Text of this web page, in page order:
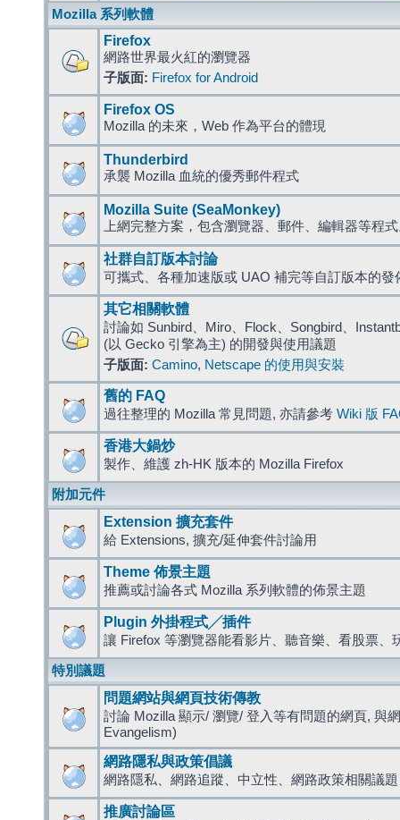
Mozilla 系列軟體
Firefox
網路世界最火紅的瀏覽器
子版面: Firefox for Android
Firefox OS
Mozilla 的未來，Web 作為平台的體現
Thunderbird
承襲 Mozilla 血統的優秀郵件程式
Mozilla Suite (SeaMonkey)
上網完整方案，包含瀏覽器、郵件、編輯器等程
社群自訂版本討論
可攜式、各種加速版或 UAO 補完等自訂版本的發
其它相關軟體
討論如 Sunbird、Miro、Flock、Songbird、
(以 Gecko 引擎為主) 的開發與使用議題
子版面: Camino, Netscape 的使用與安裝
舊的 FAQ
過往整理的 Mozilla 常見問題, 亦請參考 Wiki 版
香港大鍋炒
製作、維護 zh-HK 版本的 Mozilla Firefox
附加元件
Extension 擴充套件
給 Extensions, 擴充/延伸套件討論用
Theme 佈景主題
推薦或討論各式 Mozilla 系列軟體的佈景主題
Plugin 外掛程式╱插件
讓 Firefox 等瀏覽器能看影片、聽音樂、看股票、
特別議題
問題網站與網頁技術傳教
討論 Mozilla 顯示/ 瀏覽/ 登入等有問題的網頁, 與
Evangelism)
網路隱私與政策倡議
網路隱私、網路追蹤、中立性、網路政策相關議題
推廣討論區